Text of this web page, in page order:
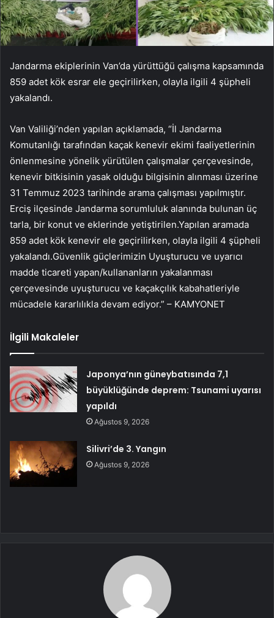
Jandarma ekiplerinin Van’da yürüttüğü çalışma kapsamında
859 adet kök esrar ele geçirilirken, olayla ilgili 4 şüpheli
yakalandı.
Van Valiliği’nden yapılan açıklamada, “İl Jandarma
Komutanlığı tarafından kaçak kenevir ekimi faaliyetlerinin
önlenmesine yönelik yürütülen çalışmalar çerçevesinde,
kenevir bitkisinin yasak olduğu bilgisinin alınması üzerine
31 Temmuz 2023 tarihinde arama çalışması yapılmıştır.
Erciş ilçesinde Jandarma sorumluluk alanında bulunan üç
tarla, bir konut ve eklerinde yetiştirilen.Yapılan aramada
859 adet kök kenevir ele geçirilirken, olayla ilgili 4 şüpheli
yakalandı.Güvenlik güçlerimizin Uyuşturucu ve uyarıcı
madde ticareti yapan/kullananların yakalanması
çerçevesinde uyuşturucu ve kaçakçılık kabahatleriyle
mücadele kararlılıkla devam ediyor.” – KAMYONET
İlgili Makaleler
Japonya’nın güneybatısında 7,1
büyüklüğünde deprem: Tsunami uyarısı
yapıldı
Ağustos 9, 2026
Silivri’de 3. Yangın
Ağustos 9, 2026